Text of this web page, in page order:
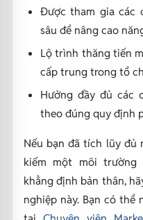
Được tham gia các
sâu để nâng cao
Lộ trình thăng tiến
cấp trung trong tổ
Hưởng đầy đủ các
theo đúng quy định
Nếu bạn đã tích lũy đủ
kiếm một môi trường
khẳng định bản thân,
nghiệp này. Bạn có